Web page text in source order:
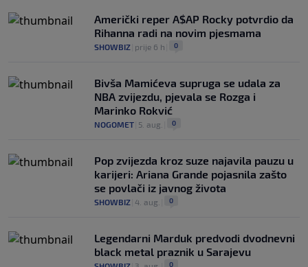
Američki reper A$AP Rocky potvrdio da
Rihanna radi na novim pjesmama
SHOWBIZ prije 6 h 0
Bivša Mamićeva supruga se udala za
NBA zvijezdu, pjevala se Rozga i
Marinko Rokvić
NOGOMET 5. aug. 0
Pop zvijezda kroz suze najavila pauzu u
karijeri: Ariana Grande pojasnila zašto
se povlači iz javnog života
SHOWBIZ 4. aug. 0
Legendarni Marduk predvodi dvodnevni
black metal praznik u Sarajevu
0